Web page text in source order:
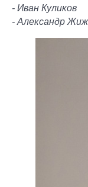
- Иван Куликов
- Александр